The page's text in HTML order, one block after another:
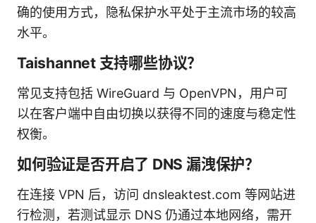
确的使用方式，隐私保护水平处于主流市场的较高
水平。
Taishannet 支持哪些协议？
常见支持包括 WireGuard 与 OpenVPN，用户可
以在客户端中自由切换以获得不同的速度与稳定性
权衡。
如何验证是否开启了 DNS 漏洩保护？
在连接 VPN 后，访问 dnsleaktest.com 等网站进
行检测，若测试显示 DNS 仍通过本地网络，需开